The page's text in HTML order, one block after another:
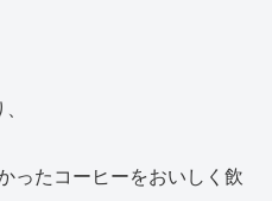
ったコーヒーをおいしく飲